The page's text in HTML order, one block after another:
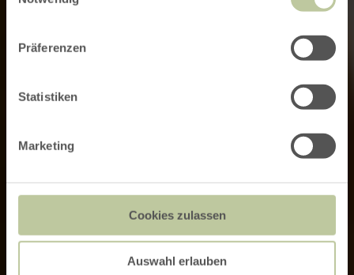
Präferenzen
Statistiken
Marketing
Cookies zulassen
Auswahl erlauben